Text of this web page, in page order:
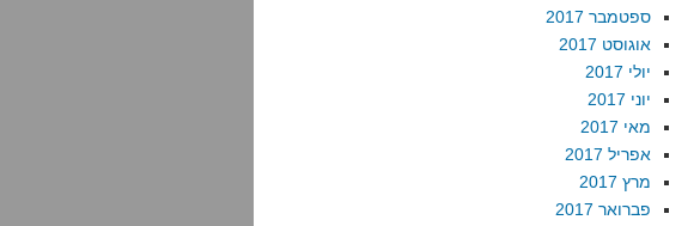
ספטמבר 2017
אוגוסט 2017
יולי 2017
יוני 2017
מאי 2017
אפריל 2017
מרץ 2017
פברואר 2017